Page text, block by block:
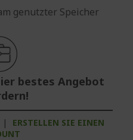
genutzter Speicher
bestes Angebot
|
ERSTELLEN SIE EINEN